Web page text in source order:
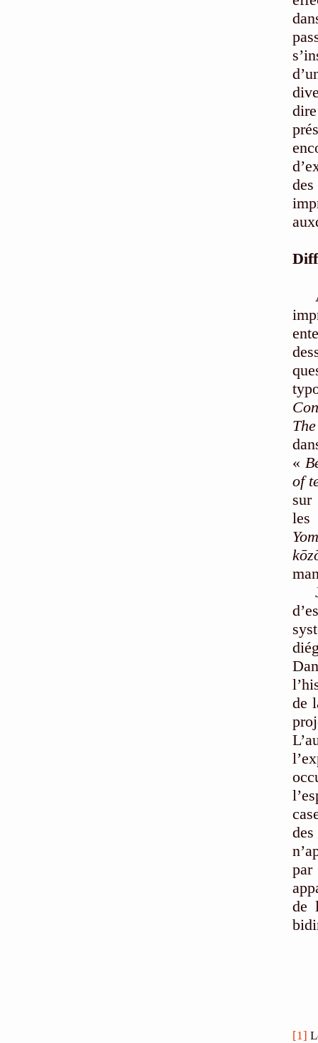
«
of
sur
les
de
de
[1]